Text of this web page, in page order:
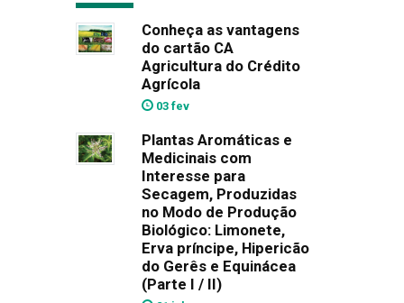
Conheça as vantagens
do cartão CA
Agricultura do Crédito
Agrícola
03 fev
Plantas Aromáticas e
Medicinais com
Interesse para
Secagem, Produzidas
no Modo de Produção
Biológico: Limonete,
Erva príncipe, Hipericão
do Gerês e Equinácea
(Parte I / II)